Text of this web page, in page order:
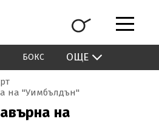
БОКС ОЩЕ
на "Уимбълдън"
на